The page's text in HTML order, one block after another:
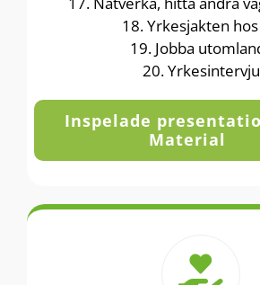
18. Yrkesjakten hos
19. Jobba
20. Yrkesintervju
Inspelade
Material